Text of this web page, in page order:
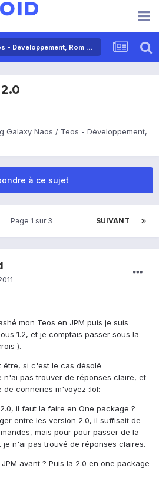
Samsung Galaxy Naos / Teos - Développement, Rom & Co
Galaxy Naos / Teos - Développement,
à ce sujet
SUIVANT
Page 1 sur 3
mon Teos en JPM puis je suis
1.2, et je comptais passer sous la
).
si c'est le cas désolé
n'ai pas trouver de réponses claire, et
conneries m'voyez :lol:
il faut la faire en One package ?
entre les version 2.0, il suffisait de
mais pour pour passer de la
je n'ai pas trouvé de réponses claires.
avant ? Puis la 2.0 en one package